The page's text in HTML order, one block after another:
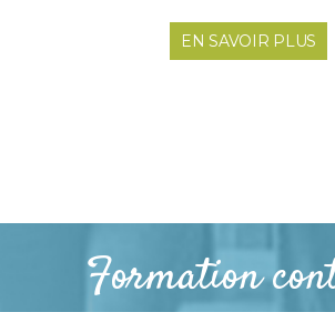
EN SAVOIR PLUS
Formation